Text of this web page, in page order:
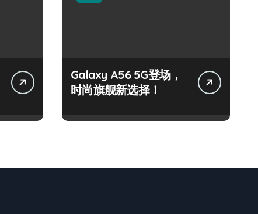
Galaxy A56 5G登场，
时尚旗舰新选择！